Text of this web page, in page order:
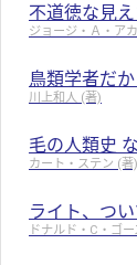
不道徳な見
ジョージ・Ａ・ア
鳥類学者だ
川上和人 (著)
毛の人類史
カート・ステン (
ライト、つ
ドナルド・C・ゴ